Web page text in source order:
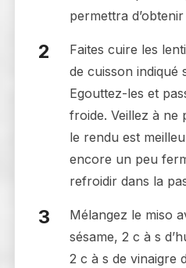
permettra
Faites cuire les
de cuisson indiqué
Egouttez-les et
froide. Veillez à ne
le rendu est
encore un peu
refroidir dans la
Mélangez le miso
sésame, 2 c à s
2 c à s de vinaigre